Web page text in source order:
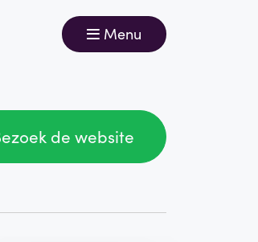
Menu
de website